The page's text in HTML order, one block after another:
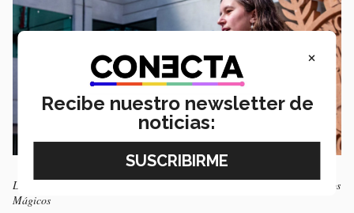
Los alumnos participantes serán embajadores para conocer estos Pueblos
Mágicos
×
Recibe nuestro newsletter de
noticias: